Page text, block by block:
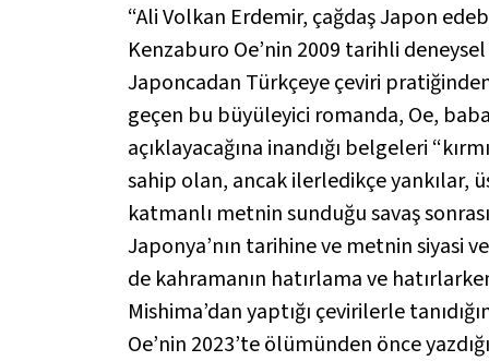
“Ali Volkan Erdemir, çağdaş Japon
Kenzaburo Oe’nin 2009 tarihli
Japoncadan Türkçeye çeviri
geçen bu büyüleyici romanda, Oe,
açıklayacağına inandığı belgeleri
sahip olan, ancak ilerledikçe yankılar,
katmanlı metnin sunduğu savaş
Japonya’nın tarihine ve metnin siyasi
de kahramanın hatırlama ve
Mishima’dan yaptığı çevirilerle
Oe’nin 2023’te ölümünden önce